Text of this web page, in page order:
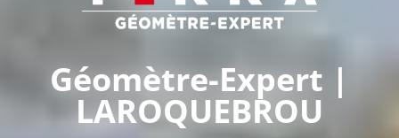
Géomètre-Expert |
LAROQUEBROU